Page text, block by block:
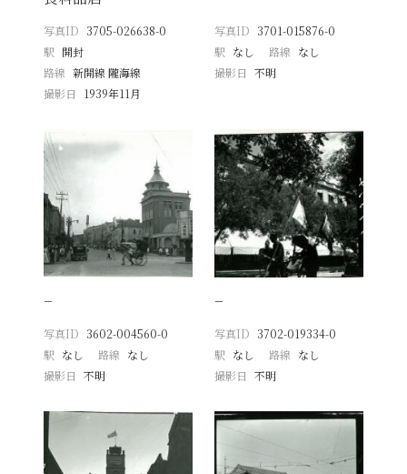
写真ID 3705-026638-0
駅 開封
路線 新開線 隴海線
撮影日
1939年11月
写真ID 3701-015876-0
駅 なし 路線 なし
撮影日 不明
−
写真ID 3602-004560-0
駅 なし 路線 なし
撮影日
不明
−
写真ID 3702-019334-0
駅 なし 路線 なし
撮影日 不明